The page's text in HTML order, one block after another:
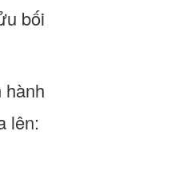
bối
hành
lên: